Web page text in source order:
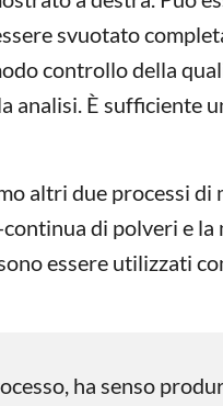
svuotato
controllo della
analisi. È sufficiente
altri due processi di
di polveri e la
essere utilizzati
ha senso